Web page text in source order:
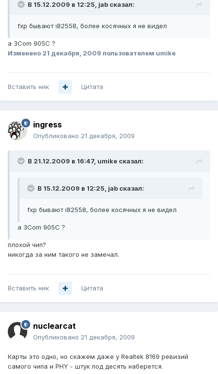
В 15.12.2009 в 12:25, jab сказал:
fxp бывают i82558, более косячных я не видел
а 3Com 905C ?
Изменено 21 декабря, 2009 пользователем umike
Вставить ник Цитата
ingress
Опубликовано 21 декабря, 2009
В 21.12.2009 в 16:47, umike сказал:
В 15.12.2009 в 12:25, jab сказал:
fxp бывают i82558, более косячных я не видел
а 3Com 905C ?
плохой чип?
никогда за ним такого не замечал.
Вставить ник Цитата
nuclearcat
Опубликовано 21 декабря, 2009
Карты это одно, но скажем даже у Realtek 8169 ревизий
самого чипа и PHY - штук под десять наберется.